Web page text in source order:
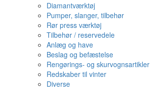
Diamantværktøj
Pumper, slanger, tilbehør
Rør press værktøj
Tilbehør / reservedele
Anlæg og have
Beslag og befæstelse
Rengørings- og skurvognsartikler
Redskaber til vinter
Diverse